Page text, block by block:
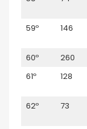
59º 146
60º 260
61º
128
62º 73